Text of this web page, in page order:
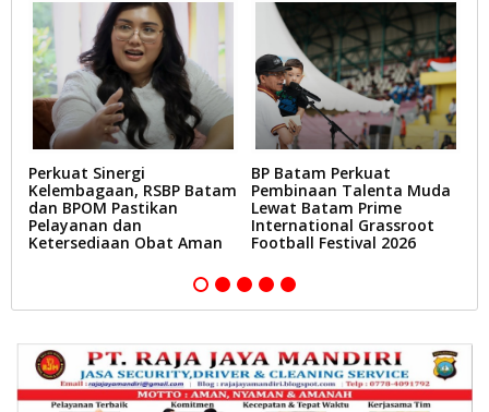
Perkuat Sinergi
Kelembagaan, RSBP Batam
dan BPOM Pastikan
Pelayanan dan
Ketersediaan Obat Aman
BP Batam Perkuat
Pembinaan Talenta Muda
Lewat Batam Prime
International Grassroot
Football Festival 2026